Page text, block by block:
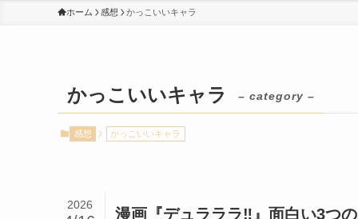
ホーム 感想 かっこいいキャラ
かっこいいキャラ – category –
感想 かっこいいキャラ
漫画『デュラララ‼』面白い3つ
2026